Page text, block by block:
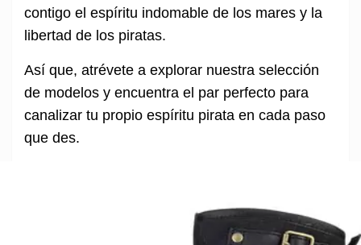
contigo el espíritu indomable de los mares y la
libertad de los piratas.
Así que, atrévete a explorar nuestra selección
de modelos y encuentra el par perfecto para
canalizar tu propio espíritu pirata en cada paso
que des.